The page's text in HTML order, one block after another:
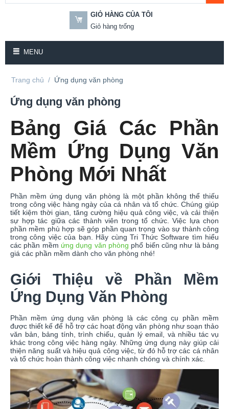
GIỎ HÀNG CỦA TÔI
Giỏ hàng trống
MENU
Trang chủ / Ứng dụng văn phòng
Ứng dụng văn phòng
Bảng Giá Các Phần
Mềm Ứng Dụng Văn
Phòng Mới Nhất
Phần mềm ứng dụng văn phòng là một phần không thể thiếu
trong công việc hàng ngày của cá nhân và tổ chức. Chúng giúp
tiết kiệm thời gian, tăng cường hiệu quả công việc, và cải thiện
sự hợp tác giữa các thành viên trong tổ chức. Việc lựa chọn
phần mềm phù hợp sẽ góp phần quan trọng vào sự thành công
trong công việc của bạn. Hãy cùng Tri Thức Software tìm hiểu
các phần mềm ứng dụng văn phòng phổ biến cũng như là bảng
giá các phần mềm dành cho văn phòng nhé!
Giới Thiệu về Phần Mềm
Ứng Dụng Văn Phòng
Phần mềm ứng dụng văn phòng là các công cụ phần mềm
được thiết kế để hỗ trợ các hoạt động văn phòng như soạn thảo
văn bản, bảng tính, trình chiếu, quản lý email, và nhiều tác vụ
khác trong công việc hàng ngày. Những ứng dụng này giúp cải
thiện năng suất và hiệu quả công việc, từ đó hỗ trợ các cá nhân
và tổ chức hoàn thành công việc nhanh chóng và chính xác.